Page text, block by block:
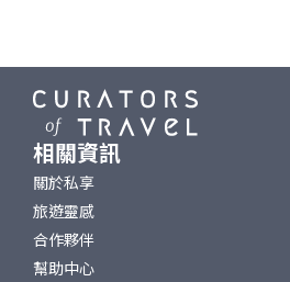
相關資訊
關於私享
旅遊靈感
合作夥伴
幫助中心